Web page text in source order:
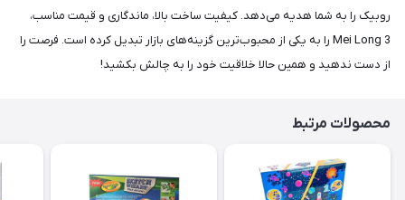
روبیک را به شما هدیه می‌دهد. کیفیت ساخت بالا، ماندگاری و قیمت مناسب،
Mei Long 3 را به یکی از محبوب‌ترین گزینه‌های بازار تبدیل کرده است. فرصت را
از دست ندهید و همین حالا خلاقیت خود را به چالش بکشید!
محصولات مرتبط